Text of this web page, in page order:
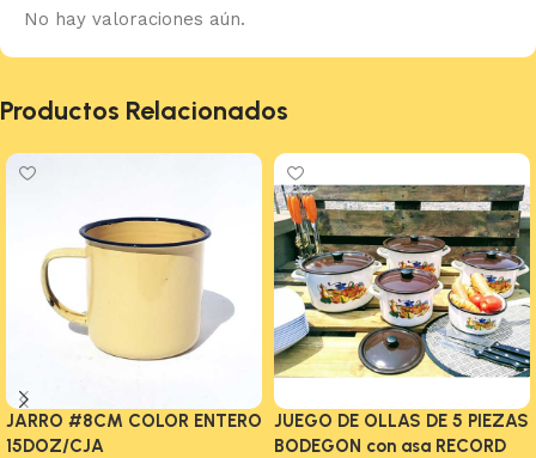
No hay valoraciones aún.
Productos Relacionados
JARRO #8CM COLOR ENTERO
15DOZ/CJA
JUEGO DE OLLAS DE 5 PIEZAS
BODEGON con asa RECORD